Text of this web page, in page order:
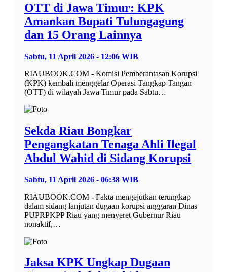
OTT di Jawa Timur: KPK
Amankan Bupati Tulungagung
dan 15 Orang Lainnya
Sabtu, 11 April 2026 - 12:06 WIB
RIAUBOOK.COM - Komisi Pemberantasan Korupsi
(KPK) kembali menggelar Operasi Tangkap Tangan
(OTT) di wilayah Jawa Timur pada Sabtu…
Sekda Riau Bongkar
Pengangkatan Tenaga Ahli Ilegal
Abdul Wahid di Sidang Korupsi
Sabtu, 11 April 2026 - 06:38 WIB
RIAUBOOK.COM - Fakta mengejutkan terungkap
dalam sidang lanjutan dugaan korupsi anggaran Dinas
PUPRPKPP Riau yang menyeret Gubernur Riau
nonaktif,…
Jaksa KPK Ungkap Dugaan